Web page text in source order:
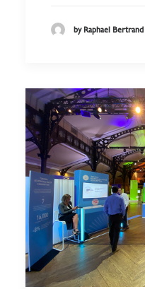
by Raphael Bertrand